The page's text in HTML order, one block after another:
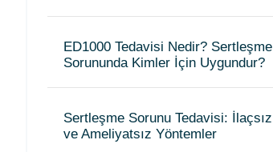
ED1000 Tedavisi Nedir? Sertleşme
Sorununda Kimler İçin Uygundur?
Sertleşme Sorunu Tedavisi: İlaçsız
ve Ameliyatsız Yöntemler